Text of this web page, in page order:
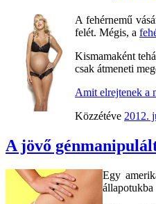
A fehérnemű
felét. Mégis, a
Kismamaként
csak átmeneti
Amit elrejtenek a
Közzétéve 2012.
A jövő
Egy
állapotukba